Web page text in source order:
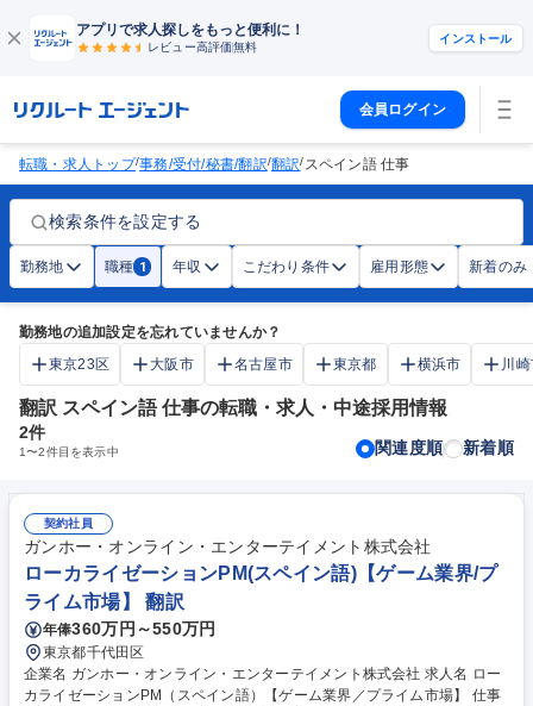
アプリで求人探しをもっと便利に！
レビュー高評価無料
インストール
会員ログイン
転職・求人トップ/事務/受付/秘書/翻訳/翻訳/スペイン語 仕事
検索条件を設定する
勤務地 職種 1 年収 こだわり条件 雇用形態 新着のみ
勤務地の追加設定を忘れていませんか？
東京23区
大阪市 名古屋市 東京都 横浜市 川
翻訳 スペイン語 仕事の転職・求人・中途採用情報
2件
1〜2件目を表示中 関連度順 新着順
契約社員
ガンホー・オンライン・エンターテイメント株式会社
ローカライゼーションPM(スペイン語)【ゲーム業界/プ
ライム市場】 翻訳
年俸360万円～550万円
東京都千代田区
企業名 ガンホー・オンライン・エンターテイメント株式会社 求人名 ロー
カライゼーションPM（スペイン語）【ゲーム業界／プライム市場】 仕事